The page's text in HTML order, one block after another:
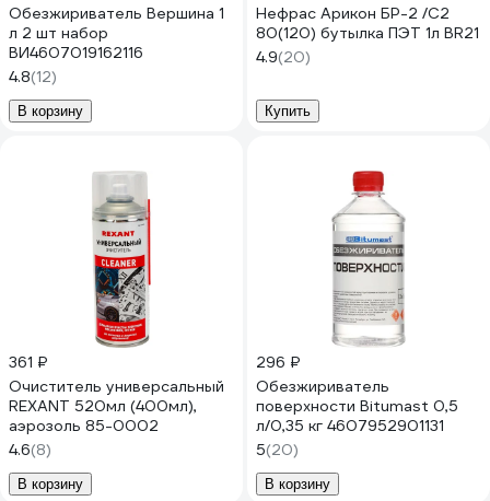
Обезжириватель Вершина 1
л 2 шт набор
ВИ4607019162116
4.8(12)
В корзину
Нефрас Арикон БР-2 /С2
80(120) бутылка ПЭТ 1л BR21
4.9(20)
Купить
361 ₽
Очиститель универсальный
REXANT 520мл (400мл),
аэрозоль 85-0002
4.6(8)
В корзину
296 ₽
Обезжириватель
поверхности Bitumast 0,5
л/0,35 кг 4607952901131
5(20)
В корзину